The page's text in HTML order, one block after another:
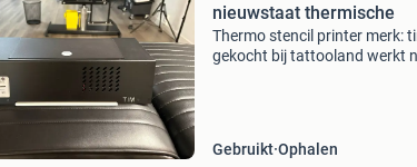
nieuwstaat thermische
Thermo stencil printer merk:
gekocht bij tattooland werkt
Gebruikt Ophalen